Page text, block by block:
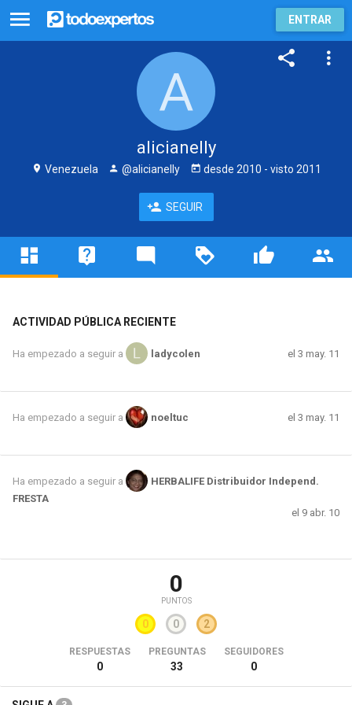
ENTRAR
alicianelly
Venezuela @alicianelly desde 2010 - visto 2011
SEGUIR
ACTIVIDAD PÚBLICA RECIENTE
Ha empezado a seguir a ladycolen el 3 may. 11
Ha empezado a seguir a noeltuc el 3 may. 11
Ha empezado a seguir a
HERBALIFE Distribuidor Independ.
FRESTA
el 9 abr. 10
0
PUNTOS
0 0 2
RESPUESTAS
0
PREGUNTAS
33
SEGUIDORES
0